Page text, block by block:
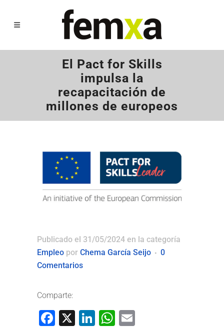
El Pact for Skills
impulsa la
recapacitación de
millones de europeos
Publicado el 31/05/2024 en la categoría
Empleo por Chema García Seijo
0
Comentarios
Comparte:
Facebook
X LinkedIn
WhatsApp